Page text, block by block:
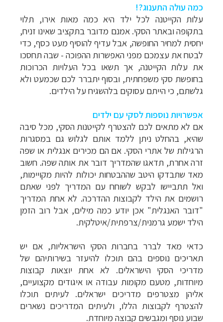
כמה עולה התענוג?!
עלות הקייטנה לכל ילד היא כמה מאות אירו, תלוי
בתקופה ובאתר הסקי. אמנם מדובר בתקציב שאינו זניח,
יחסית למחיר החופשה, אבל עדיף להוסיף מעט כסף, כדי
לבטח את עצמכם מפני האפשרות ההפוכה - שבה תחסכו
את עלות הקייטנה, אך תשאו בכל העלויות הכרוכות
בחופשת סקי משפחתית, ובסוף יתברר לכם שכמעט ולא
גלשתם, כי הייתם עסוקים בלהשגיח על הילדים.
אפשרויות נוספות לסקי עם ילדים
אם לא מתאים לכם להצטרף לקייטנות הסקי, מכל סיבה
שהיא, בהחלט ניתן ללמד אותם לגלוש גם במסגרות
הרגילות של אתרי הסקי. אם הם מכירים אנגלית או שפה
זרה אחרת, תדאגו שהמדריך דובר את אותה שפה. חשוב
מאד שתבדקו היטב שההבטחות יכולות להיות מקויימות,
ואל תתביישו לבקש לשוחח עם המדריך לפני שאתם
רושמים את הילד לקבוצות ההדרכה. לא אחת המדריך
"דובר האנגלית" אכן יודע כמה מילים, אבל רוב הזמן
הילד ישמע גרמנית/צרפתית/איטלקית.
כדאי מאד לברר בחברות הסקי הישראליות, אם יש
תאריכים נוספים בהם תוכלו להיעזר בשירותיהם של
מדריכי הסקי הישראלים. לא אחת יוצאות קבוצות
מיוחדות, מטעם מקומות עבודה או איגודים מקצועיים,
אליהן מצטרפים מדריכים ישראלים. לעיתים תוכלו
להצטרף לקבוצות הללו, ולעיתים המדריכים נשארים
שבוע נוסף ומגבשים קבוצה מיוחדת.